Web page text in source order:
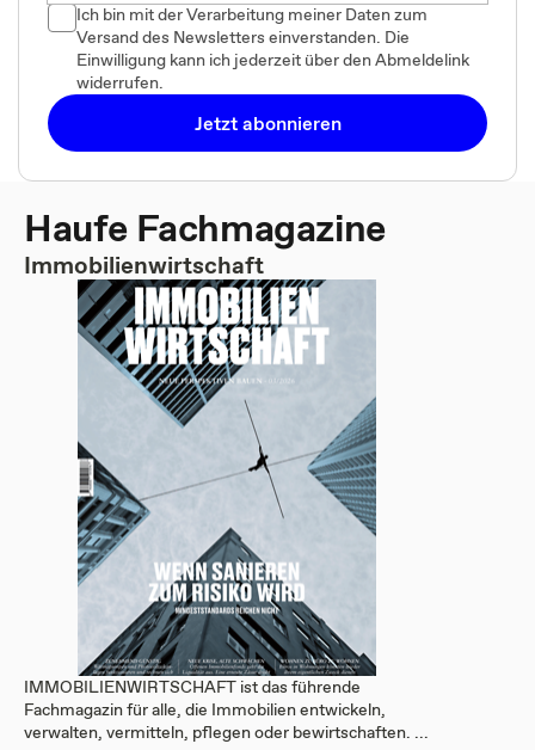
Ich bin mit der Verarbeitung meiner Daten zum
Versand des Newsletters einverstanden. Die
Einwilligung kann ich jederzeit über den Abmeldelink
widerrufen.
Jetzt abonnieren
Haufe Fachmagazine
Immobilienwirtschaft
IMMOBILIENWIRTSCHAFT ist das führende
Fachmagazin für alle, die Immobilien entwickeln,
verwalten, vermitteln, pflegen oder bewirtschaften. ...